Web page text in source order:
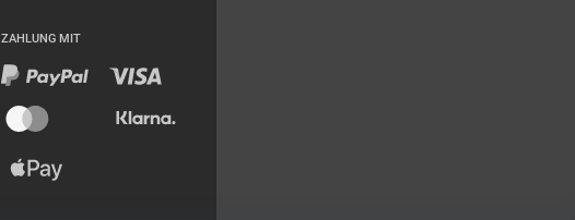
ZAHLUNG MIT